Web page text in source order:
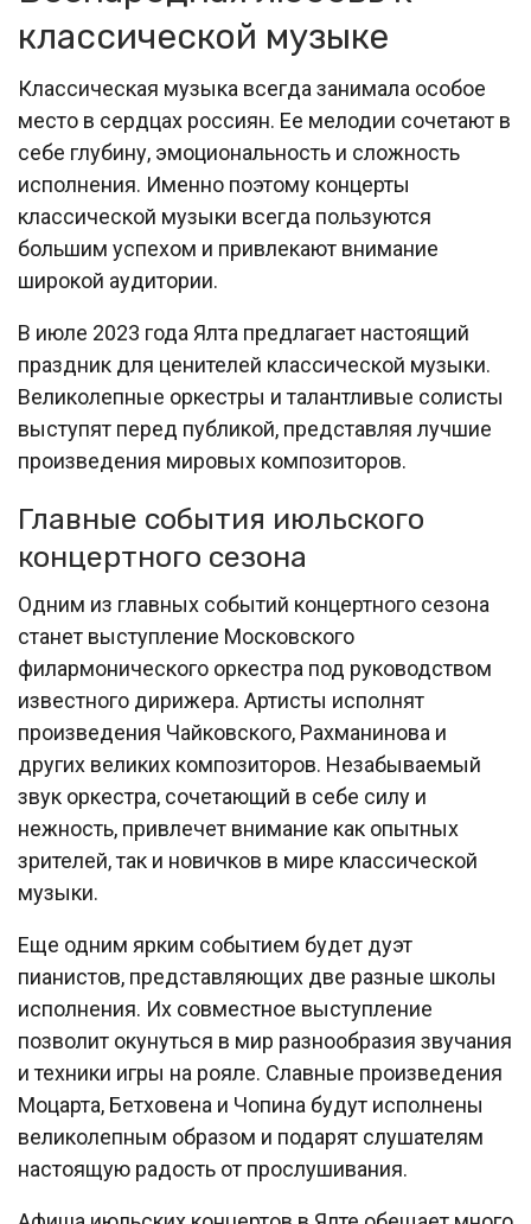
классической музыке
Классическая музыка всегда занимала особое
место в сердцах россиян. Ее мелодии сочетают в
себе глубину, эмоциональность и сложность
исполнения. Именно поэтому концерты
классической музыки всегда пользуются
большим успехом и привлекают внимание
широкой аудитории.
В июле 2023 года Ялта предлагает настоящий
праздник для ценителей классической музыки.
Великолепные оркестры и талантливые солисты
выступят перед публикой, представляя лучшие
произведения мировых композиторов.
Главные события июльского
концертного сезона
Одним из главных событий концертного сезона
станет выступление Московского
филармонического оркестра под руководством
известного дирижера. Артисты исполнят
произведения Чайковского, Рахманинова и
других великих композиторов. Незабываемый
звук оркестра, сочетающий в себе силу и
нежность, привлечет внимание как опытных
зрителей, так и новичков в мире классической
музыки.
Еще одним ярким событием будет дуэт
пианистов, представляющих две разные школы
исполнения. Их совместное выступление
позволит окунуться в мир разнообразия звучания
и техники игры на рояле. Славные произведения
Моцарта, Бетховена и Чопина будут исполнены
великолепным образом и подарят слушателям
настоящую радость от прослушивания.